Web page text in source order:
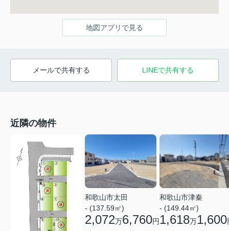
地図アプリで見る
メールで共有する LINEで共有する
近隣の物件
和歌山市太田
- (137.59㎡)
2,072万6,760円
和歌山市津秦
- (149.44㎡)
1,618万1,600